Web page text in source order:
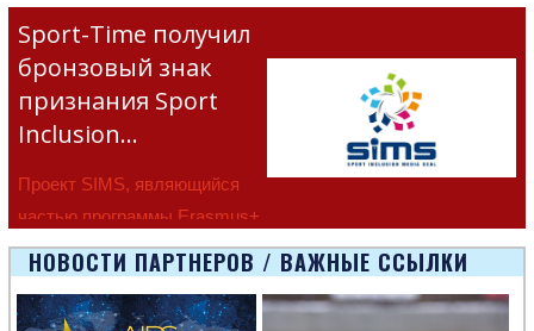
Sport-Time получил
бронзовый знак
признания Sport
Inclusion…
Проект SIMS, являющийся
частью программы Erasmus+
Европейско
НОВОСТИ ПАРТНЕРОВ / ВАЖНЫЕ ССЫЛКИ